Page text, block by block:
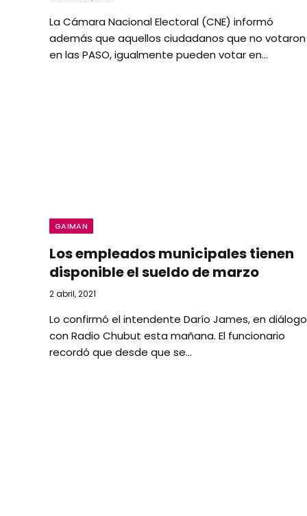
La Cámara Nacional Electoral (CNE) informó
además que aquellos ciudadanos que no votaron
en las PASO, igualmente pueden votar en…
GAIMAN
Los empleados municipales tienen
disponible el sueldo de marzo
2 abril, 2021
Lo confirmó el intendente Darío James, en diálogo
con Radio Chubut esta mañana. El funcionario
recordó que desde que se…